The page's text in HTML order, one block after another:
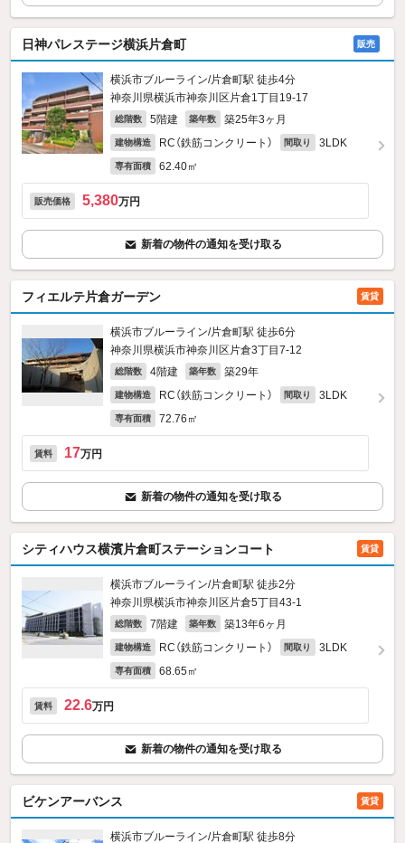
日神パレステージ横浜片倉町 販売
横浜市ブルーライン/片倉町駅 徒歩4分
神奈川県横浜市神奈川区片倉1丁目19-17
総階数 5階建 築年数 築25年3ヶ月
建物構造 RC（鉄筋コンクリート） 間取り 3LDK
専有面積 62.40㎡
販売価格 5,380万円
新着の物件の通知を受け取る
フィエルテ片倉ガーデン 賃貸
横浜市ブルーライン/片倉町駅 徒歩6分
神奈川県横浜市神奈川区片倉3丁目7-12
総階数 4階建 築年数 築29年
建物構造 RC（鉄筋コンクリート） 間取り 3LDK
専有面積 72.76㎡
賃料 17万円
新着の物件の通知を受け取る
シティハウス横濱片倉町ステーションコート 賃貸
横浜市ブルーライン/片倉町駅 徒歩2分
神奈川県横浜市神奈川区片倉5丁目43-1
総階数 7階建 築年数 築13年6ヶ月
建物構造 RC（鉄筋コンクリート） 間取り 3LDK
専有面積 68.65㎡
賃料 22.6万円
新着の物件の通知を受け取る
ビケンアーバンス 賃貸
横浜市ブルーライン/片倉町駅 徒歩8分